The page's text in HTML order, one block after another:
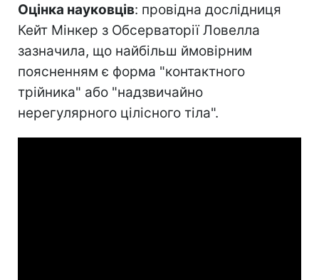
Оцінка науковців: провідна дослідниця
Кейт Мінкер з Обсерваторії Ловелла
зазначила, що найбільш ймовірним
поясненням є форма "контактного
трійника" або "надзвичайно
нерегулярного цілісного тіла".